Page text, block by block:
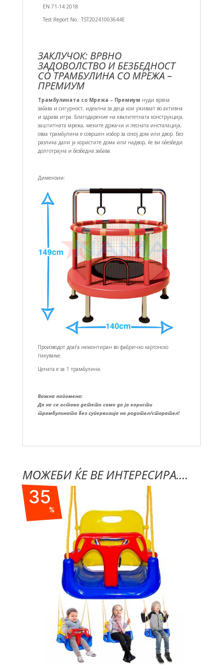
EN 71-14:2018
Test Report No.: TST20241003644E
ЗАКЛУЧОК: ВРВНО
ЗАДОВОЛСТВО И БЕЗБЕДНОСТ
СО ТРАМБУЛИНА СО МРЕЖА –
ПРЕМИУМ
Трамбулината со Мрежа – Премиум нуди врвна
забава и сигурност, идеална за деца кои уживаат во активна
и здрава игра. Благодарение на квалитетната конструкција,
заштитната мрежа, меките држачи и лесната инсталација,
оваа трамбулина е совршен избор за секој дом или двор. Без
разлика дали ја користите дома или надвор, ќе ви обезбеди
долготрајна и безбедна забава.
Димензии:
Производот доаѓа немонтиран во фабричко картонско
пакување.
Цената е за 1 трамбулина.
Важна напомена:
Да не се остава детето само да ја користи
трамбулината без супервизија на родител/старател!
МОЖЕБИ ЌЕ ВЕ ИНТЕРЕСИРА....
35
%